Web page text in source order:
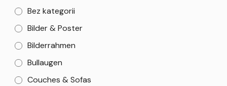
Bez kategorii
Bilder & Poster
Bilderrahmen
Bullaugen
Couches & Sofas